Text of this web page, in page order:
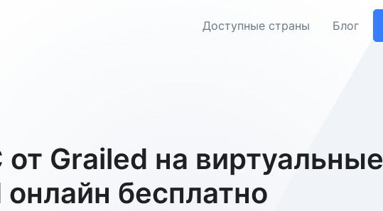
Доступные страны Блог
Grailed на виртуальные
онлайн бесплатно